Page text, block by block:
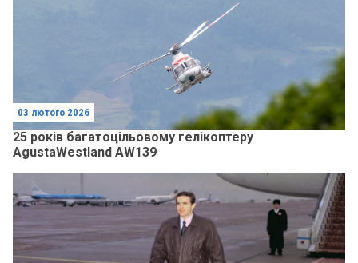
03 лютого 2026
25 років багатоцільовому гелікоптеру
AgustaWestland AW139